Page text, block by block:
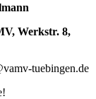
Werkstr. 8,
tuebingen.de